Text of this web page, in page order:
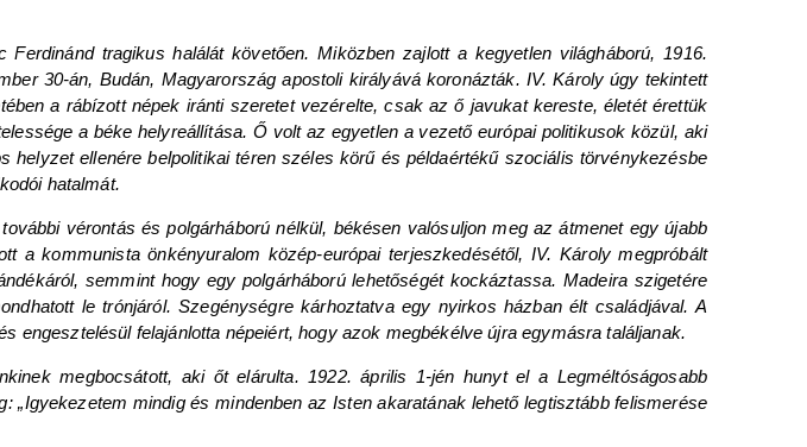
tragikus halálát követően. Miközben zajlott a kegyetlen világháború, 1916.
30-án, Budán, Magyarország apostoli királyává koronázták. IV. Károly úgy tekintett
a rábízott népek iránti szeretet vezérelte, csak az ő javukat kereste, életét érettük
a béke helyreállítása. Ő volt az egyetlen a vezető európai politikusok közül, aki
ellenére belpolitikai téren széles körű és példaértékű szociális törvénykezésbe
hatalmát.
vérontás és polgárháború nélkül, békésen valósuljon meg az átmenet egy újabb
a kommunista önkényuralom közép-európai terjeszkedésétől, IV. Károly megpróbált
semmint hogy egy polgárháború lehetőségét kockáztassa. Madeira szigetére
le trónjáról. Szegénységre kárhoztatva egy nyirkos házban élt családjával. A
engesztelésül felajánlotta népeiért, hogy azok megbékélve újra egymásra találjanak.
megbocsátott, aki őt elárulta. 1922. április 1-jén hunyt el a Legméltóságosabb
mindig és mindenben az Isten akaratának lehető legtisztább felismerése